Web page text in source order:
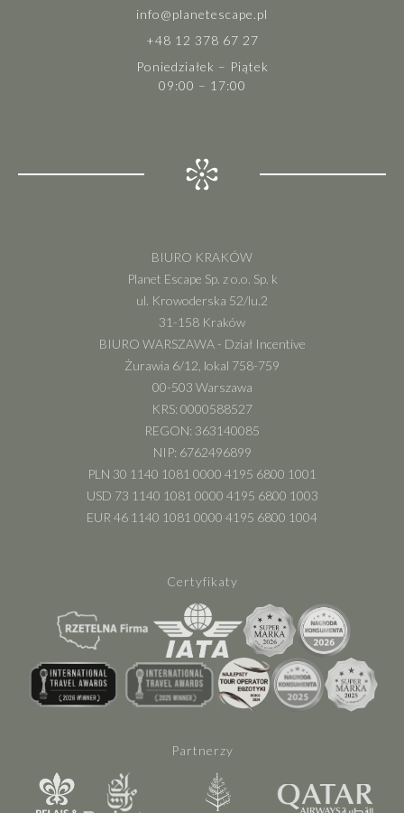
info@planetescape.pl
+48 12 378 67 27
Poniedziałek – Piątek
09:00 – 17:00
BIURO KRAKÓW
Planet Escape Sp. z o.o. Sp. k
ul. Krowoderska 52/lu.2
31-158 Kraków
BIURO WARSZAWA - Dział Incentive
Żurawia 6/12, lokal 758-759
00-503 Warszawa
KRS: 0000588527
REGON: 363140085
NIP: 6762496899
PLN 30 1140 1081 0000 4195 6800 1001
USD 73 1140 1081 0000 4195 6800 1003
EUR 46 1140 1081 0000 4195 6800 1004
Certyfikaty
Partnerzy